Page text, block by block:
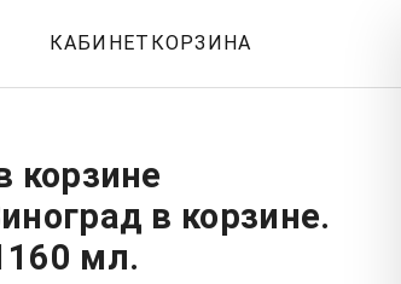
КАБИНЕТ КОРЗИНА
корзине
в корзине.
мл.